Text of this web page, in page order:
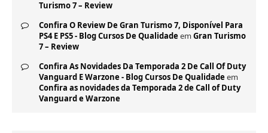
Turismo 7 – Review
Confira O Review De Gran Turismo 7, Disponível Para
PS4 E PS5 - Blog Cursos De Qualidade em Gran Turismo
7 – Review
Confira As Novidades Da Temporada 2 De Call Of Duty
Vanguard E Warzone - Blog Cursos De Qualidade em
Confira as novidades da Temporada 2 de Call of Duty
Vanguard e Warzone